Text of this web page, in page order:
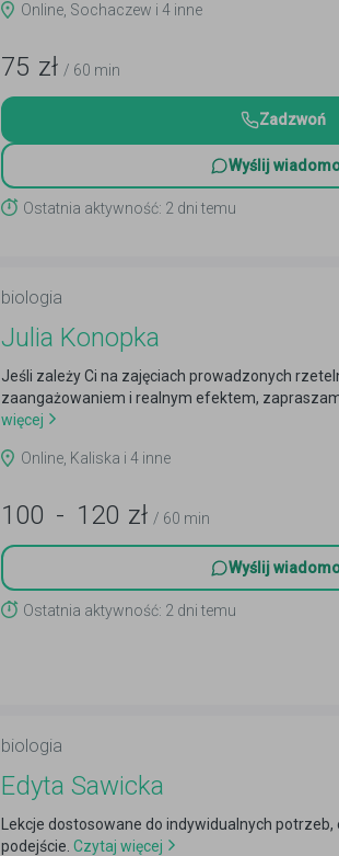
Online, Sochaczew i 4 inne
75 zł / 60 min
Zadzwoń
Wyślij
Ostatnia aktywność: 2 dni temu
biologia
Julia Konopka
Jeśli zależy Ci na zajęciach prowadzonych
zaangażowaniem i realnym efektem,
więcej
Online, Kaliska i 4 inne
100 - 120 zł / 60 min
Wyślij
Ostatnia aktywność: 2 dni temu
biologia
Edyta Sawicka
Lekcje dostosowane do indywidualnych
podejście. Czytaj więcej